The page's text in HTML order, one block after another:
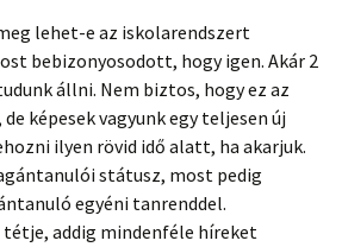
lehet-e az iskolarendszert
bebizonyosodott, hogy igen. Akár 2
állni. Nem biztos, hogy ez az
képesek vagyunk egy teljesen új
ilyen rövid idő alatt, ha akarjuk.
státusz, most pedig
egyéni tanrenddel.
addig mindenféle híreket